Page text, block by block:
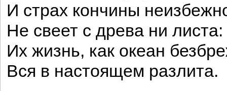
И страх кончины
Не свеет с древа ни листа:
Их жизнь, как океан
Вся в настоящем разлита.